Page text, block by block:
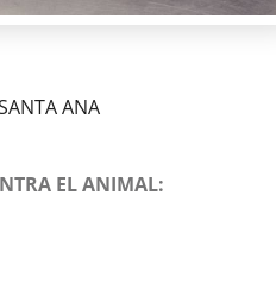
ANA
EL ANIMAL